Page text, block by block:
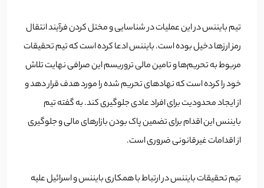
تیم بایننس در این عملیات در شناسایی و مختل کردن فرآیند انتقال
رمز ارزها دخیل بوده است. بایننس ادعا کرده است که تیم تحقیقات
مربوط به تحریم‌ها و تامین مالی تروریسم این صرافی نهایت تلاش
خود را کرده است که نهادهای تحریم شده را مورد هدف قرار دهد و
از ایجاد محدودیت برای افراد عادی جلوگیری کند. به گفته تیم
بایننس این اقدام برای تضمین پاک بودن بازارهای مالی و جلوگیری
از اقدامات غیرقانونی ضروری است.
تیم تحقیقات بایننس در ارتباط با همکاری بایننس و اسرائیل علیه